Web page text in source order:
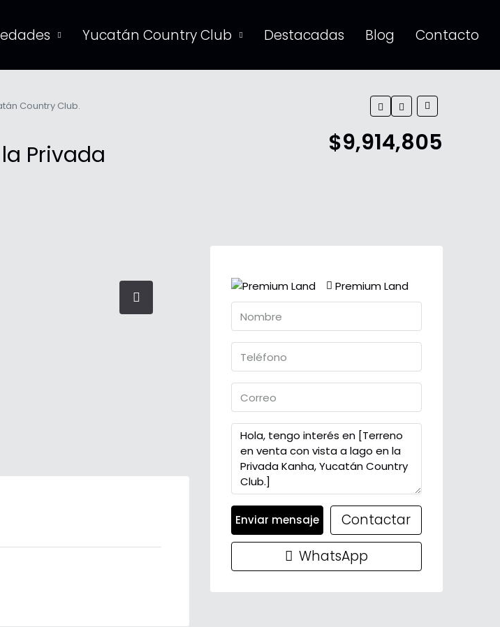
Yucatán Country Club Destacadas Blog Contacto
Country Club.
Privada
$9,914,805
Premium Land
Enviar mensaje
Contactar
WhatsApp